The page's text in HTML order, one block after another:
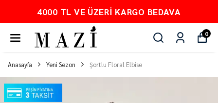
4000 TL VE ÜZERI KARGO BEDAVA
0
Anasayfa Yeni Sezon Şortlu Floral Elbise